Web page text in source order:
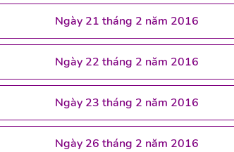
Ngày 21 tháng 2 năm 2016
Ngày 22 tháng 2 năm 2016
Ngày 23 tháng 2 năm 2016
Ngày 26 tháng 2 năm 2016